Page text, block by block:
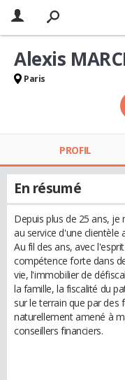
Alexis
Paris
PROFIL
En résumé
Depuis plus de 25 ans,
au service d'une clientèle
Au fil des ans, avec
compétence forte dans
vie, l'immobilier de
la famille, la fiscalité du
sur le terrain que par
naturellement amené à
conseillers financiers.